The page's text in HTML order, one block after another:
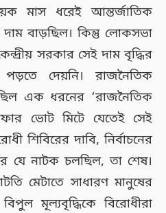
মাস ধরেই আন্তর্জাতিক
বাড়ছিল। কিন্তু লোকসভা
সরকার সেই দাম বৃদ্ধির
পড়তে দেয়নি। রাজনৈতিক
এক ধরনের ‘রাজনৈতিক
ভোট মিটে যেতেই সেই
শিবিরের দাবি, নির্বাচনের
যে নাটক চলছিল, তা শেষ।
মেটাতে সাধারণ মানুষের
মূল্যবৃদ্ধিকে বিরোধীরা